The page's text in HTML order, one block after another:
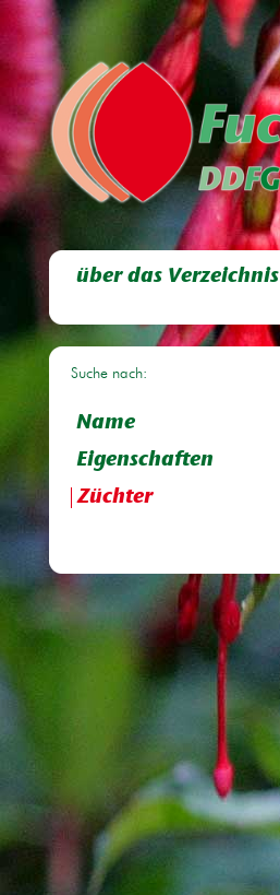
über das Verzeichnis
Suche nach:
Name
Eigenschaften
Züchter